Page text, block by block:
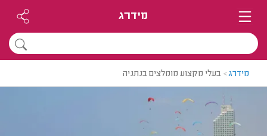
מידרג
מידרג> בעלי מקצוע מומלצים בנתניה